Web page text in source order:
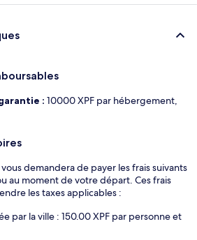
: 10000 XPF par hébergement,
demandera de payer les frais suivants
au moment de votre départ. Ces frais
les taxes applicables :
par la ville : 150.00 XPF par personne et